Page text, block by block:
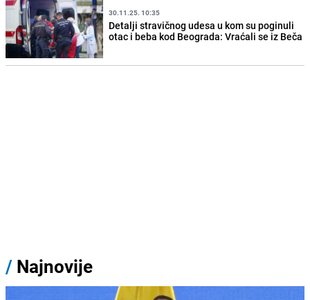
30.11.25. 10:35
Detalji stravičnog udesa u kom su poginuli
otac i beba kod Beograda: Vraćali se iz Beča
/ Najnovije